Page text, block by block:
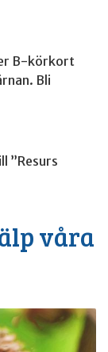
B-körkort
Bli
”Resurs
våra